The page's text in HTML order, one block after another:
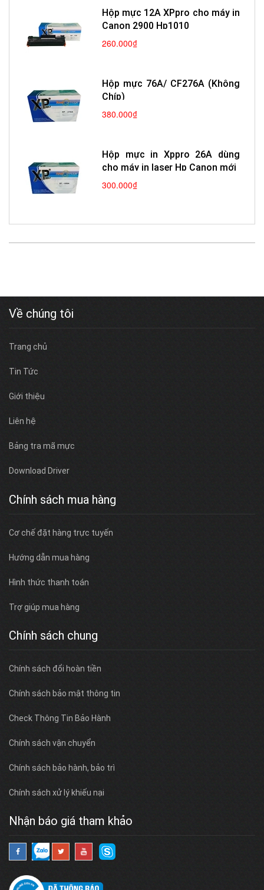
Hộp mực 12A XPpro cho máy in
Canon 2900 Hp1010
260.000₫
Hộp mực 76A/ CF276A (Không
Chíp)
380.000₫
Hộp mực in Xppro 26A dùng
cho máy in laser Hp Canon mới
300.000₫
Về chúng tôi
Trang chủ
Tin Tức
Giới thiệu
Liên hệ
Bảng tra mã mực
Download Driver
Chính sách mua hàng
Cơ chế đặt hàng trực tuyến
Hướng dẫn mua hàng
Hình thức thanh toán
Trợ giúp mua hàng
Chính sách chung
Chính sách đổi hoàn tiền
Chính sách bảo mật thông tin
Check Thông Tin Bảo Hành
Chính sách vận chuyển
Chính sách bảo hành, bảo trì
Chính sách xử lý khiếu nại
Nhận báo giá tham khảo